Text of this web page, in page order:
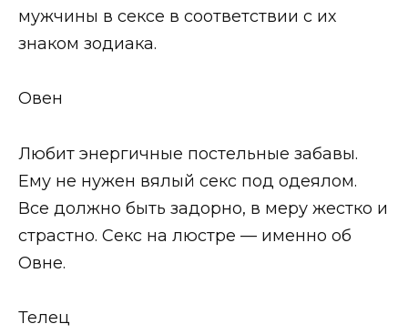
мужчины в сексе в соответствии с их
знаком зодиака.
Овен
Любит энергичные постельные забавы.
Ему не нужен вялый секс под одеялом.
Все должно быть задорно, в меру жестко и
страстно. Секс на люстре — именно об
Овне.
Телец